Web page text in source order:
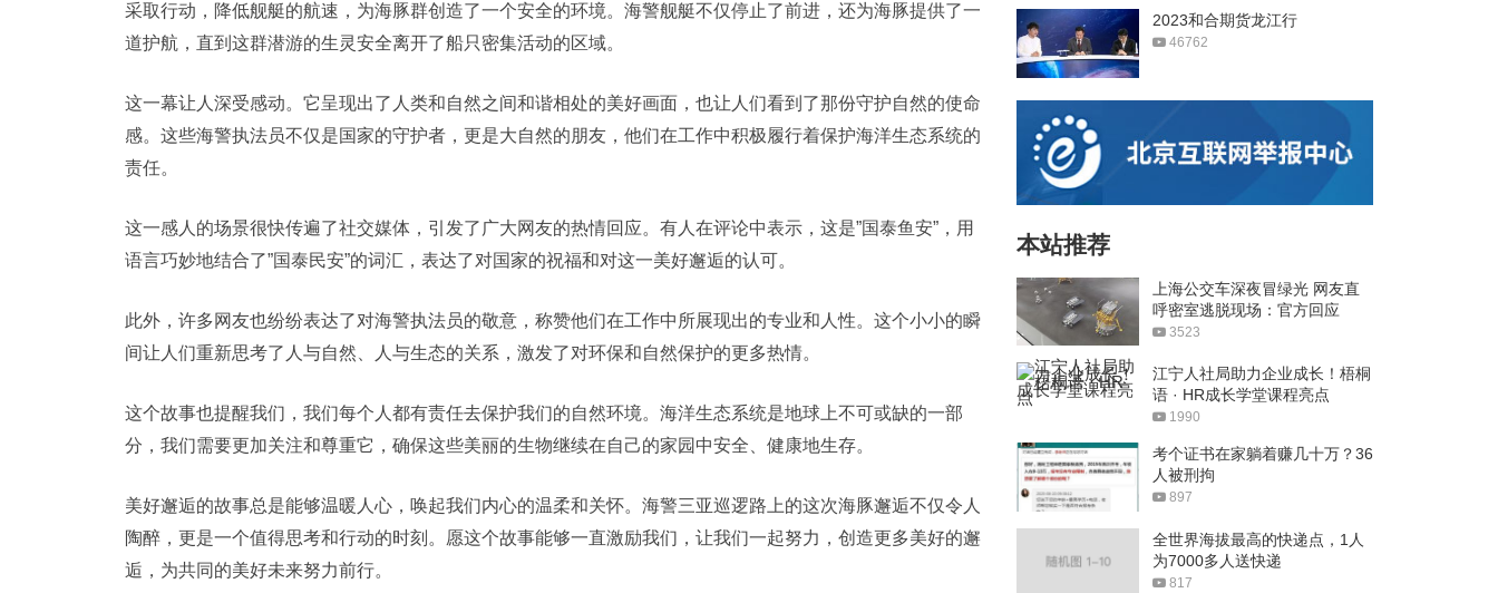
采取行动，降低舰艇的航速，为海豚群创造了一个安全的环境。海警舰艇不仅停止了前进，还为海豚提供了一
道护航，直到这群潜游的生灵安全离开了船只密集活动的区域。
这一幕让人深受感动。它呈现出了人类和自然之间和谐相处的美好画面，也让人们看到了那份守护自然的使命
感。这些海警执法员不仅是国家的守护者，更是大自然的朋友，他们在工作中积极履行着保护海洋生态系统的
责任。
这一感人的场景很快传遍了社交媒体，引发了广大网友的热情回应。有人在评论中表示，这是”国泰鱼安”，用
语言巧妙地结合了”国泰民安”的词汇，表达了对国家的祝福和对这一美好邂逅的认可。
此外，许多网友也纷纷表达了对海警执法员的敬意，称赞他们在工作中所展现出的专业和人性。这个小小的瞬
间让人们重新思考了人与自然、人与生态的关系，激发了对环保和自然保护的更多热情。
这个故事也提醒我们，我们每个人都有责任去保护我们的自然环境。海洋生态系统是地球上不可或缺的一部
分，我们需要更加关注和尊重它，确保这些美丽的生物继续在自己的家园中安全、健康地生存。
美好邂逅的故事总是能够温暖人心，唤起我们内心的温柔和关怀。海警三亚巡逻路上的这次海豚邂逅不仅令人
陶醉，更是一个值得思考和行动的时刻。愿这个故事能够一直激励我们，让我们一起努力，创造更多美好的邂
逅，为共同的美好未来努力前行。
2023和合期货龙江行
46762
本站推荐
上海公交车深夜冒绿光 网友直
呼密室逃脱现场：官方回应
3523
江宁人社局助力企业成长！梧桐
语 · HR成长学堂课程亮点
1990
考个证书在家躺着赚几十万？36
人被刑拘
897
全世界海拔最高的快递点，1人
为7000多人送快递
817